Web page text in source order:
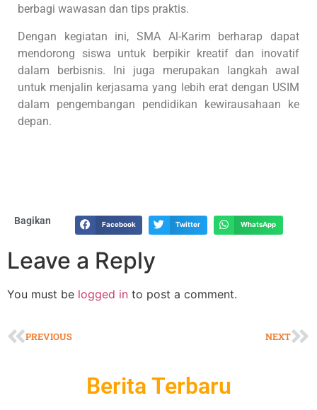
berbagi wawasan dan tips praktis.
Dengan kegiatan ini, SMA Al-Karim berharap dapat
mendorong siswa untuk berpikir kreatif dan inovatif
dalam berbisnis. Ini juga merupakan langkah awal
untuk menjalin kerjasama yang lebih erat dengan USIM
dalam pengembangan pendidikan kewirausahaan ke
depan.
Bagikan Facebook Twitter WhatsApp
Leave a Reply
You must be logged in to post a comment.
PREVIOUS NEXT
Berita Terbaru